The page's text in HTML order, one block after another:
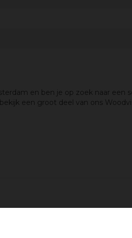
en ben je op zoek naar
een groot deel van ons
cadeaubon t.w.v. € 25,-